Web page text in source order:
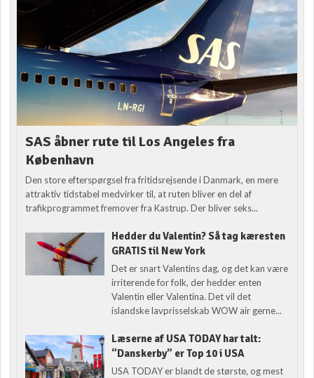
SAS åbner rute til Los Angeles fra
København
Den store efterspørgsel fra fritidsrejsende i Danmark, en mere
attraktiv tidstabel medvirker til, at ruten bliver en del af
trafikprogrammet fremover fra Kastrup. Der bliver seks...
Hedder du Valentin? Så tag kæresten
GRATIS til New York
Det er snart Valentins dag, og det kan være
irriterende for folk, der hedder enten
Valentin eller Valentina. Det vil det
islandske lavprisselskab WOW air gerne...
Læserne af USA TODAY har talt:
“Danskerby” er Top 10 i USA
USA TODAY er blandt de største, og mest